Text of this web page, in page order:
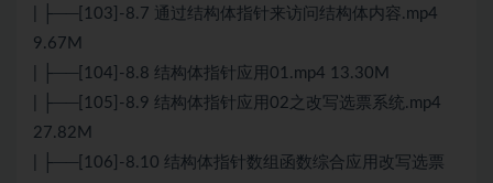
| ├──[103]-8.7 通过结构体指针来访问结构体内容.mp4
9.67M
| ├──[104]-8.8 结构体指针应用01.mp4 13.30M
| ├──[105]-8.9 结构体指针应用02之改写选票系统.mp4
27.82M
| ├──[106]-8.10 结构体指针数组函数综合应用改写选票